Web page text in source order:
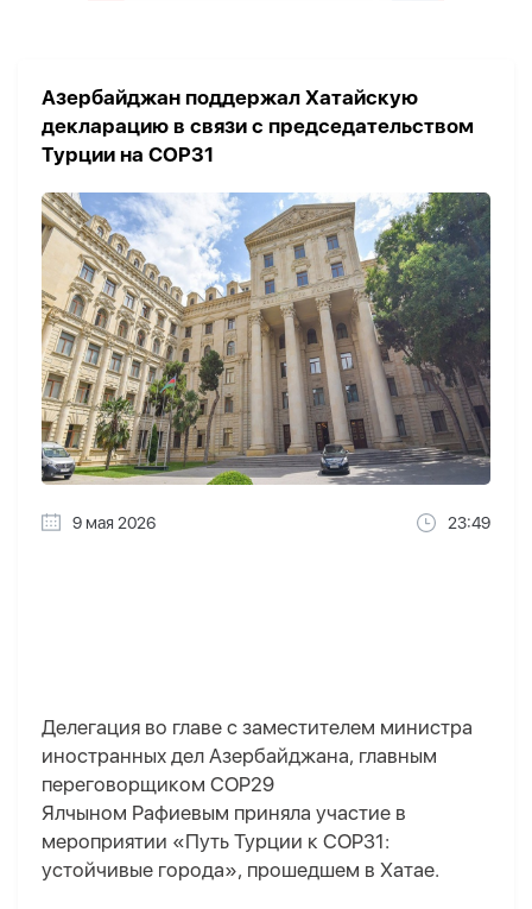
Азербайджан поддержал Хатайскую
декларацию в связи с председательством
Турции на COP31
9 мая 2026 23:49
Делегация во главе с заместителем министра
иностранных дел Азербайджана, главным
переговорщиком COP29
Ялчыном Рафиевым приняла участие в
мероприятии «Путь Турции к COP31:
устойчивые города», прошедшем в Хатае.